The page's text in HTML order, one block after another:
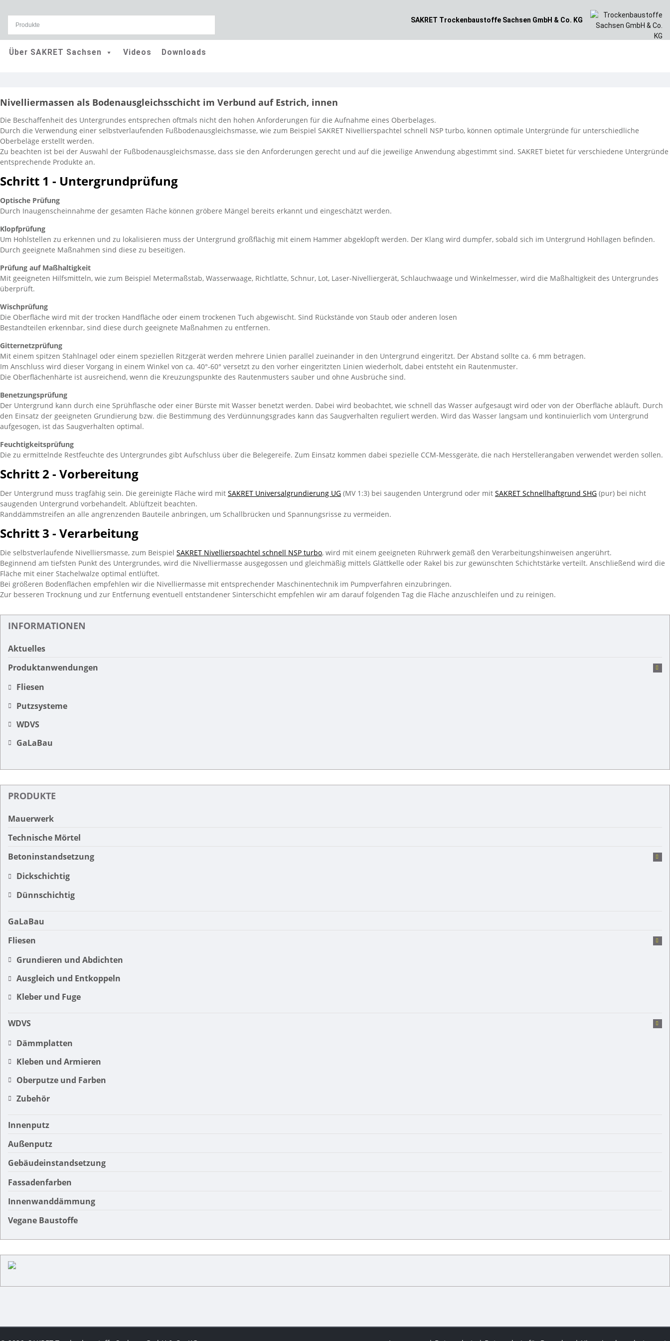
SAKRET Trockenbaustoffe Sachsen GmbH & Co. KG
Über SAKRET Sachsen Videos Downloads
Nivelliermassen als Bodenausgleichsschicht im Verbund auf Estrich, innen
Die Beschaffenheit des Untergrundes entsprechen oftmals nicht den hohen Anforderungen für die Aufnahme eines Oberbelages.
Durch die Verwendung einer selbstverlaufenden Fußbodenausgleichsmasse, wie zum Beispiel SAKRET Nivellierspachtel schnell NSP turbo, können optimale Untergründe für unterschiedliche
Oberbeläge erstellt werden.
Zu beachten ist bei der Auswahl der Fußbodenausgleichsmasse, dass sie den Anforderungen gerecht und auf die jeweilige Anwendung abgestimmt sind. SAKRET bietet für verschiedene Untergründe
entsprechende Produkte an.
Schritt 1 - Untergrundprüfung
Optische Prüfung
Durch Inaugenscheinnahme der gesamten Fläche können gröbere Mängel bereits erkannt und eingeschätzt werden.
Klopfprüfung
Um Hohlstellen zu erkennen und zu lokalisieren muss der Untergrund großflächig mit einem Hammer abgeklopft werden. Der Klang wird dumpfer, sobald sich im Untergrund Hohllagen befinden.
Durch geeignete Maßnahmen sind diese zu beseitigen.
Prüfung auf Maßhaltigkeit
Mit geeigneten Hilfsmitteln, wie zum Beispiel Metermaßstab, Wasserwaage, Richtlatte, Schnur, Lot, Laser-Nivelliergerät, Schlauchwaage und Winkelmesser, wird die Maßhaltigkeit des Untergrundes
überprüft.
Wischprüfung
Die Oberfläche wird mit der trocken Handfläche oder einem trockenen Tuch abgewischt. Sind Rückstände von Staub oder anderen losen
Bestandteilen erkennbar, sind diese durch geeignete Maßnahmen zu entfernen.
Gitternetzprüfung
Mit einem spitzen Stahlnagel oder einem speziellen Ritzgerät werden mehrere Linien parallel zueinander in den Untergrund eingeritzt. Der Abstand sollte ca. 6 mm betragen.
Im Anschluss wird dieser Vorgang in einem Winkel von ca. 40°-60° versetzt zu den vorher eingeritzten Linien wiederholt, dabei entsteht ein Rautenmuster.
Die Oberflächenhärte ist ausreichend, wenn die Kreuzungspunkte des Rautenmusters sauber und ohne Ausbrüche sind.
Benetzungsprüfung
Der Untergrund kann durch eine Sprühflasche oder einer Bürste mit Wasser benetzt werden. Dabei wird beobachtet, wie schnell das Wasser aufgesaugt wird oder von der Oberfläche abläuft. Durch
den Einsatz der geeigneten Grundierung bzw. die Bestimmung des Verdünnungsgrades kann das Saugverhalten reguliert werden. Wird das Wasser langsam und kontinuierlich vom Untergrund
aufgesogen, ist das Saugverhalten optimal.
Feuchtigkeitsprüfung
Die zu ermittelnde Restfeuchte des Untergrundes gibt Aufschluss über die Belegereife. Zum Einsatz kommen dabei spezielle CCM-Messgeräte, die nach Herstellerangaben verwendet werden sollen.
Schritt 2 - Vorbereitung
Der Untergrund muss tragfähig sein. Die gereinigte Fläche wird mit SAKRET Universalgrundierung UG (MV 1:3) bei saugenden Untergrund oder mit SAKRET Schnellhaftgrund SHG (pur) bei nicht
saugenden Untergrund vorbehandelt. Ablüftzeit beachten.
Randdämmstreifen an alle angrenzenden Bauteile anbringen, um Schallbrücken und Spannungsrisse zu vermeiden.
Schritt 3 - Verarbeitung
Die selbstverlaufende Nivelliersmasse, zum Beispiel SAKRET Nivellierspachtel schnell NSP turbo, wird mit einem geeigneten Rührwerk gemäß den Verarbeitungshinweisen angerührt.
Beginnend am tiefsten Punkt des Untergrundes, wird die Nivelliermasse ausgegossen und gleichmäßig mittels Glättkelle oder Rakel bis zur gewünschten Schichtstärke verteilt. Anschließend wird die
Fläche mit einer Stachelwalze optimal entlüftet.
Bei größeren Bodenflächen empfehlen wir die Nivelliermasse mit entsprechender Maschinentechnik im Pumpverfahren einzubringen.
Zur besseren Trocknung und zur Entfernung eventuell entstandener Sinterschicht empfehlen wir am darauf folgenden Tag die Fläche anzuschleifen und zu reinigen.
INFORMATIONEN
Aktuelles
Produktanwendungen
Fliesen
Putzsysteme
WDVS
GaLaBau
PRODUKTE
Mauerwerk
Technische Mörtel
Betoninstandsetzung
Dickschichtig
Dünnschichtig
GaLaBau
Fliesen
Grundieren und Abdichten
Ausgleich und Entkoppeln
Kleber und Fuge
WDVS
Dämmplatten
Kleben und Armieren
Oberputze und Farben
Zubehör
Innenputz
Außenputz
Gebäudeinstandsetzung
Fassadenfarben
Innenwanddämmung
Vegane Baustoffe